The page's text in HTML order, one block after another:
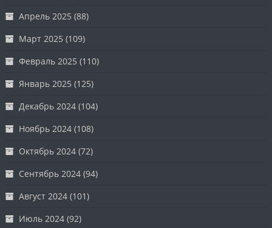
Апрель 2025 (88)
Март 2025 (109)
Февраль 2025 (110)
Январь 2025 (125)
Декабрь 2024 (104)
Ноябрь 2024 (108)
Октябрь 2024 (72)
Сентябрь 2024 (94)
Август 2024 (101)
Июль 2024 (92)